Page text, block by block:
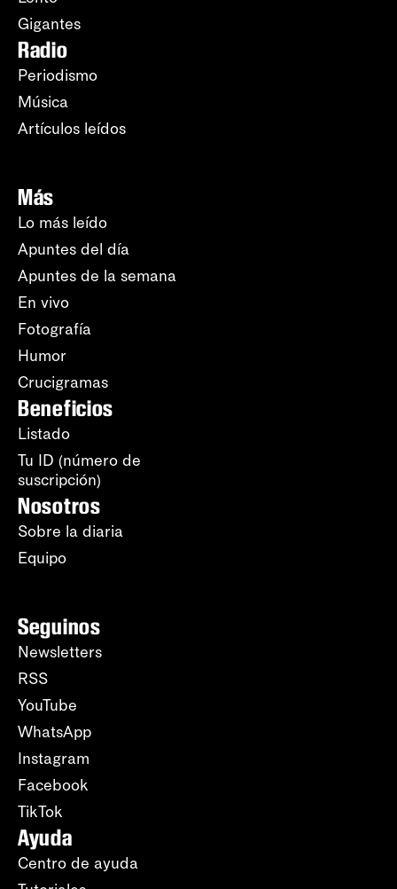
Gigantes
Radio
Periodismo
Música
Artículos leídos
Más
Lo más leído
Apuntes del día
Apuntes de la semana
En vivo
Fotografía
Humor
Crucigramas
Beneficios
Listado
Tu ID (número de
suscripción)
Nosotros
Sobre la diaria
Equipo
Seguinos
Newsletters
RSS
YouTube
WhatsApp
Instagram
Facebook
TikTok
Ayuda
Centro de ayuda